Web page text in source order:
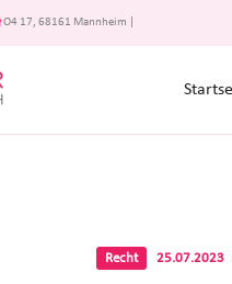
O4 17, 68161 Mannheim
Recht 25.07.2023